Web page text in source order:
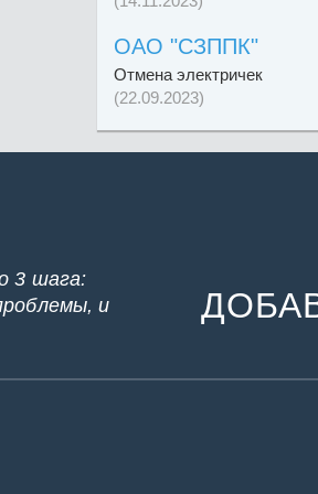
ОАО "СЗППК"
Отмена электричек
(22.09.2023)
3 шага:
и